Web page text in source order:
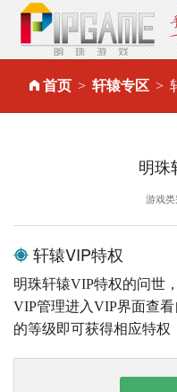
首页 轩辕专区
明珠
游戏
轩辕VIP特权
明珠轩辕VIP特权的问世
VIP管理进入VIP界面查
的等级即可获得相应特权